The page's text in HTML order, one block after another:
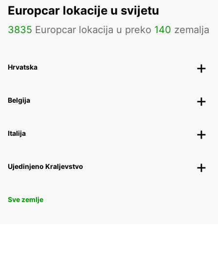
Europcar lokacije u svijetu
3835 Europcar lokacija u preko 140 zemalja
Hrvatska
Belgija
Italija
Ujedinjeno Kraljevstvo
Sve zemlje